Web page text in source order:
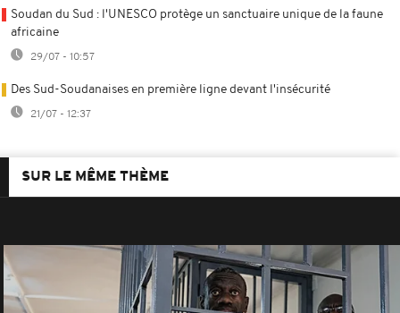
Soudan du Sud : l'UNESCO protège un sanctuaire unique de la faune
africaine
29/07 - 10:57
Des Sud-Soudanaises en première ligne devant l'insécurité
21/07 - 12:37
SUR LE MÊME THÈME